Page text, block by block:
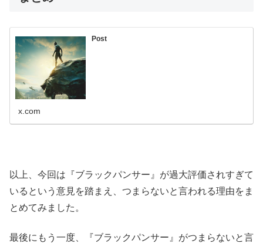
Post
x.com
以上、今回は『ブラックパンサー』が過大評価されすぎて
いるという意見を踏まえ、つまらないと言われる理由をま
とめてみました。
最後にもう一度、『ブラックパンサー』がつまらないと言